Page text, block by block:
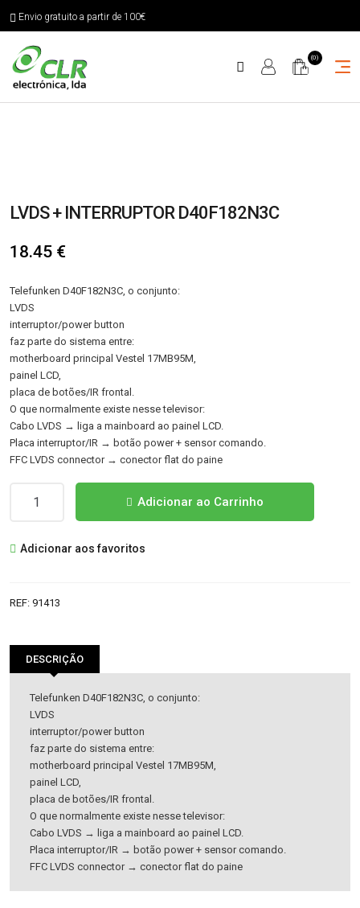
Envio gratuito a partir de 100€
(0)
LVDS + INTERRUPTOR D40F182N3C
18.45 €
Telefunken D40F182N3C, o conjunto:
LVDS
interruptor/power button
faz parte do sistema entre:
motherboard principal Vestel 17MB95M,
painel LCD,
placa de botões/IR frontal.
O que normalmente existe nesse televisor:
Cabo LVDS → liga a mainboard ao painel LCD.
Placa interruptor/IR → botão power + sensor comando.
FFC LVDS connector → conector flat do paine
+
Adicionar ao Carrinho
Adicionar aos favoritos
REF: 91413
DESCRIÇÃO
Telefunken D40F182N3C, o conjunto:
LVDS
interruptor/power button
faz parte do sistema entre:
motherboard principal Vestel 17MB95M,
painel LCD,
placa de botões/IR frontal.
O que normalmente existe nesse televisor:
Cabo LVDS → liga a mainboard ao painel LCD.
Placa interruptor/IR → botão power + sensor comando.
FFC LVDS connector → conector flat do paine